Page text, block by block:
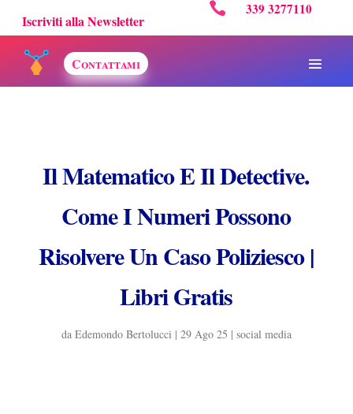
Contattami
Iscriviti alla Newsletter
 339 3277110
Il Matematico E Il Detective.
Come I Numeri Possono
Risolvere Un Caso Poliziesco |
Libri Gratis
da Edemondo Bertolucci | 29 Ago 25 | social media